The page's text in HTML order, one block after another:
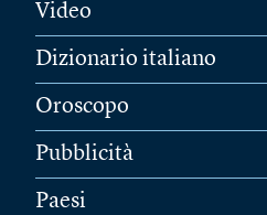
Video
Dizionario italiano
Oroscopo
Pubblicità
Paesi